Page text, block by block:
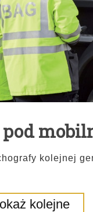
kolejnej
kolejne